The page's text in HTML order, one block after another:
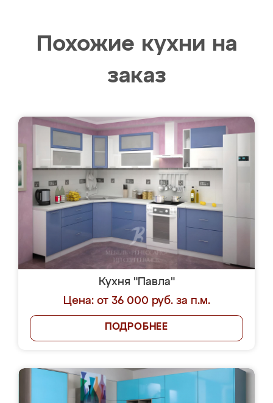
Похожие кухни на
заказ
Кухня "Павла"
Цена: от 36 000 руб. за п.м.
ПОДРОБНЕЕ